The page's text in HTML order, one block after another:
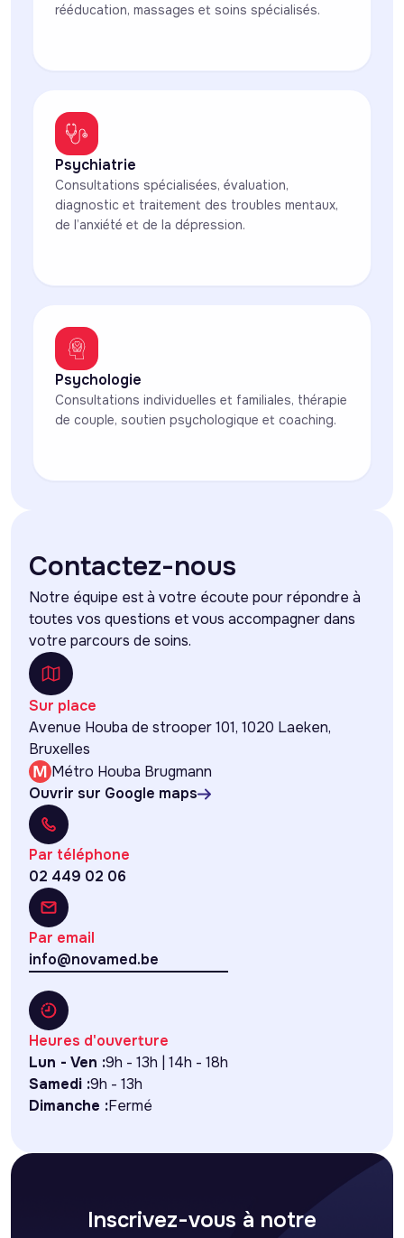
rééducation, massages et soins spécialisés.
Psychiatrie
Consultations spécialisées, évaluation,
diagnostic et traitement des troubles mentaux,
de l’anxiété et de la dépression.
Psychologie
Consultations individuelles et familiales, thérapie
de couple, soutien psychologique et coaching.
Contactez-nous
Notre équipe est à votre écoute pour répondre à
toutes vos questions et vous accompagner dans
votre parcours de soins.
Sur place
Avenue Houba de strooper 101, 1020 Laeken,
Bruxelles
Métro Houba Brugmann
Ouvrir sur Google maps
Par téléphone
02 449 02 06
Par email
info@novamed.be
Heures d'ouverture
Lun - Ven :9h - 13h | 14h - 18h
Samedi :9h - 13h
Dimanche :Fermé
Inscrivez-vous à notre